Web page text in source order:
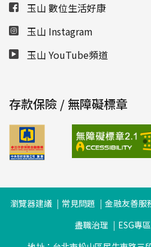
玉山 數位生活好康
玉山 Instagram
玉山 YouTube頻道
存款保險 / 無障礙標章
瀏覽器建議 常見問題 金融友善服
盡職治理
ESG專區